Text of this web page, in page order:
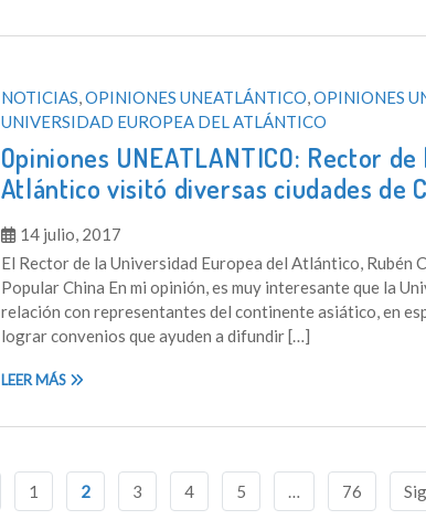
NOTICIAS,OPINIONES UNEATLÁNTICO,OPINIONES
UNIVERSIDAD EUROPEA DEL ATLÁNTICO
Opiniones UNEATLANTICO: Rector
Atlántico visitó diversas ciudades de
14 julio, 2017
El Rector de la Universidad Europea del Atlántico,
Popular China En mi opinión, es muy interesante que la
relación con representantes del continente asiático, en
lograr convenios que ayuden a difundir […]
LEER MÁS
1 2 3 4 5 … 76